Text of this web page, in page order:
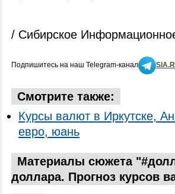
/ Сибирское
Подпишитесь на наш Telegram-канал
Смотрите также:
Курсы валют в Иркутске,
евро, юань
Материалы сюжета
доллара. Прогноз курсов